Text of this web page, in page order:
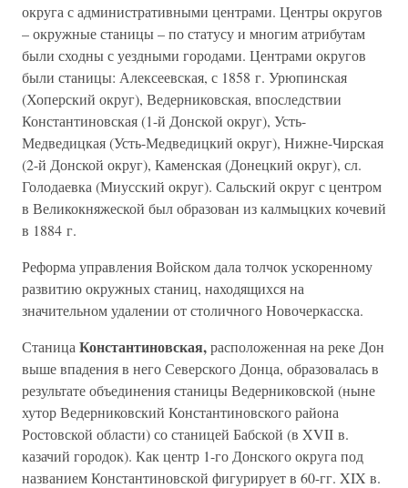
округа с административными центрами. Центры округов
– окружные станицы – по статусу и многим атрибутам
были сходны с уездными городами. Центрами округов
были станицы: Алексеевская, с 1858 г. Урюпинская
(Хоперский округ), Ведерниковская, впоследствии
Константиновская (1-й Донской округ), Усть-
Медведицкая (Усть-Медведицкий округ), Нижне-Чирская
(2-й Донской округ), Каменская (Донецкий округ), сл.
Голодаевка (Миусский округ). Сальский округ с центром
в Великокняжеской был образован из калмыцких кочевий
в 1884 г.
Реформа управления Войском дала толчок ускоренному
развитию окружных станиц, находящихся на
значительном удалении от столичного Новочеркасска.
Станица Константиновская,расположенная на реке Дон
выше впадения в него Северского Донца, образовалась в
результате объединения станицы Ведерниковской (ныне
хутор Ведерниковский Константиновского района
Ростовской области) со станицей Бабской (в XVII в.
казачий городок). Как центр 1-го Донского округа под
названием Константиновской фигурирует в 60-гг. XIX в.